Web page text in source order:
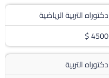
دكتوراه التربية الرياضية
4500 $
دكتوراه التربية